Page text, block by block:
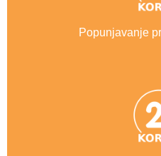
Popunjavanje